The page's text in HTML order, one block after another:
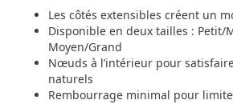
Les côtés extensibles créent un
Disponible en deux tailles : Petit/
Moyen/Grand
Nœuds à l’intérieur pour
naturels
Rembourrage minimal pour